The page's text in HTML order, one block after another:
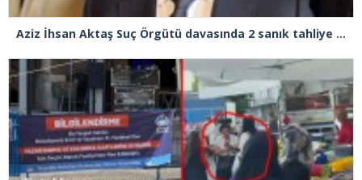
Aziz İhsan Aktaş Suç Örgütü davasında 2 sanık tahliye edildi